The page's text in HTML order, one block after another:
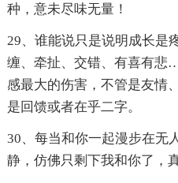
种，意未尽味无量！
29、谁能说只是说明成长是
缠、牵扯、交错、有喜有
感最大的伤害，不管是友情
是回馈或者在乎二字。
30、每当和你一起漫步在无
静，仿佛只剩下我和你了，